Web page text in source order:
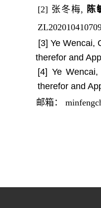
[2] 张冬梅, 陈
[3] Ye Wencai,
therefor and
[4] Ye
therefor and
邮箱：